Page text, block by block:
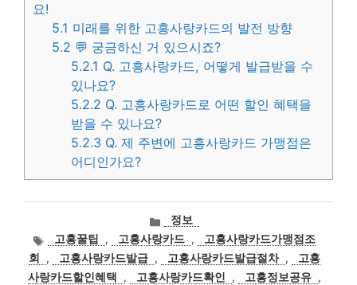
요!
5.1 미래를 위한 고흥사랑카드의 발전 방향
5.2 💬 궁금하신 거 있으시죠?
5.2.1 Q. 고흥사랑카드, 어떻게 발급받을 수
있나요?
5.2.2 Q. 고흥사랑카드로 어떤 할인 혜택을
받을 수 있나요?
5.2.3 Q. 제 주변에 고흥사랑카드 가맹점은
어디인가요?
카
테
고
리
정보
태고흥꿀팁 , 고흥사랑카드 ,
고흥사랑카드가맹점조
회
, 고흥사랑카드발급 , 고흥사랑카드발급절차 ,
고흥
사랑카드할인혜택
, 고흥사랑카드확인 , 고흥정보공유 ,